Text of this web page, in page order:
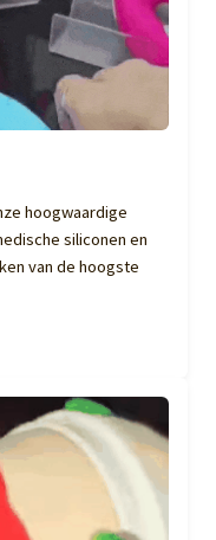
hoogwaardige
siliconen en
van de hoogste